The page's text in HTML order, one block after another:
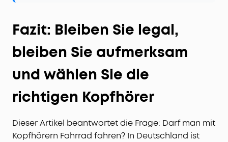
Fazit: Bleiben Sie legal,
bleiben Sie aufmerksam
und wählen Sie die
richtigen Kopfhörer
Dieser Artikel beantwortet die Frage: Darf man mit
Kopfhörern Fahrrad fahren? In Deutschland ist